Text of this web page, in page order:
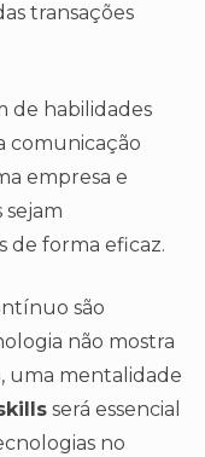
transações
de habilidades
comunicação
empresa e
sejam
de forma eficaz.
são
não mostra
uma mentalidade
será essencial
no